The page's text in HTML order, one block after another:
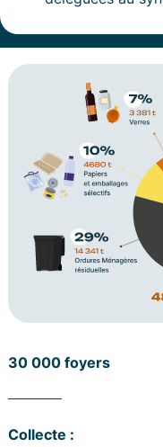
Mon
Quel
Je
30 000 foyers
Collecte :